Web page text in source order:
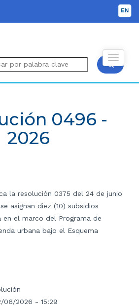
0496 -
2026
la resolución 0375 del 24 de junio
asignan diez (10) subsidios
en el marco del Programa de
urbana bajo el Esquema
06/2026 - 15:29